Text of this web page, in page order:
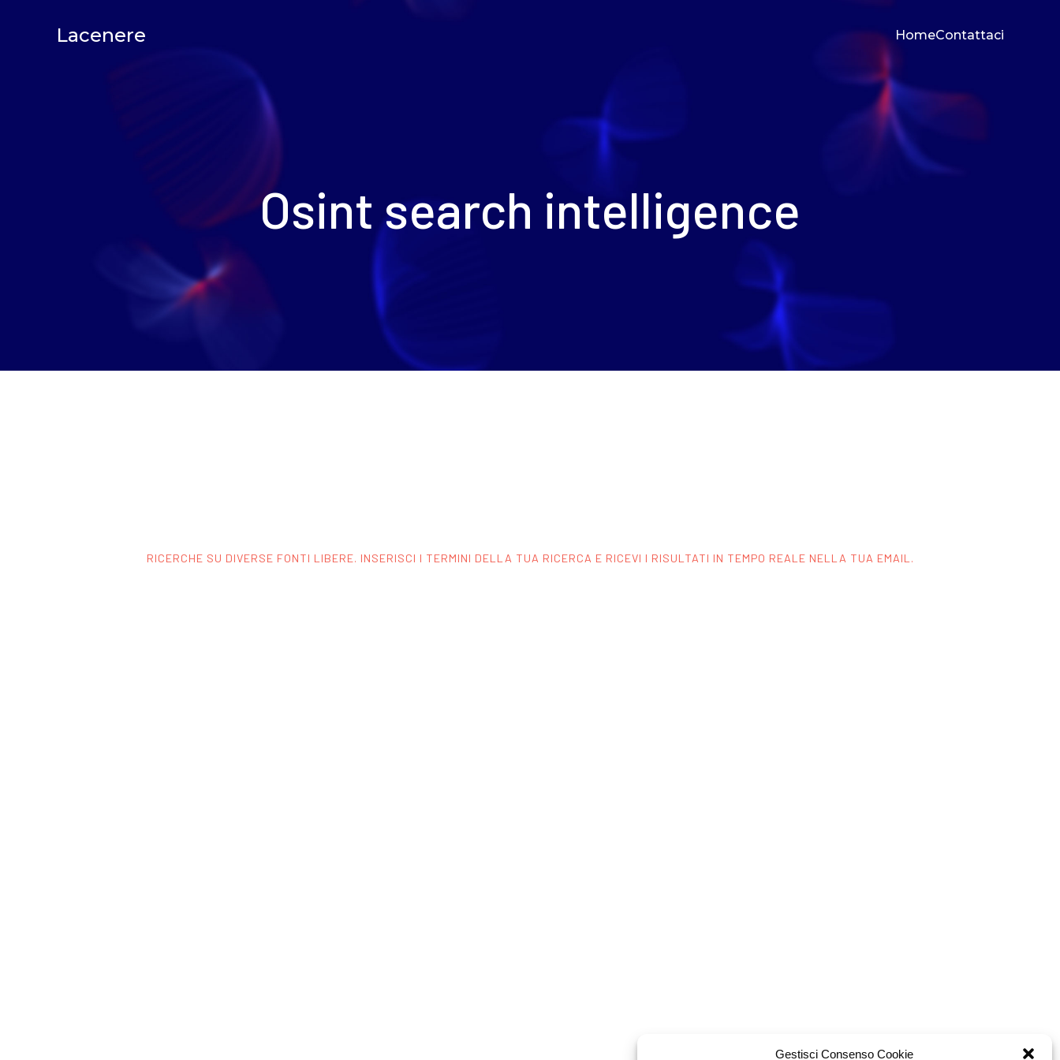
Gestisci Consenso Cookie
Lacenere HomeContattaci
Osint search intelligence
RICERCHE SU DIVERSE FONTI LIBERE. INSERISCI I TERMINI DELLA TUA RICERCA E RICEVI I RISULTATI IN TEMPO REALE NELLA TUA EMAIL.